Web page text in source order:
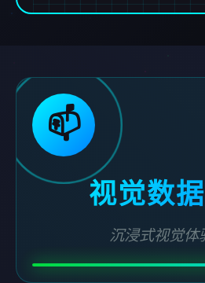
📫
视觉数
沉浸式视觉体